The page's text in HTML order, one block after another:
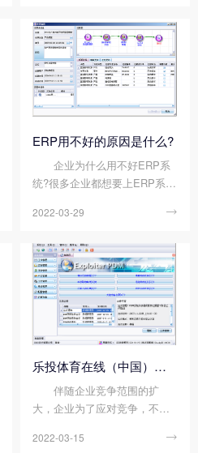
体育在线（中国）唯一官方网
站 的影响呢?今天顺景软件小
编来给大家详细讲解一下。
采购：ERP...
ERP用不好的原因是什么?
企业为什么用不好ERP系
统?很多企业都想要上ERP系
不好ERP系统，这是企业在使
题。企业用不好ERP的原因有
哪些呢?下面我们跟着顺景软件
小编一起来看一下吧。 ...
2022-03-29 
乐投体育在线（中国）唯一官方网站 对企业管理有影响吗?
伴随企业竞争范围的扩
大，企业为了应对竞争，不但
同时需要将供应商和销售商信
2022-03-15 